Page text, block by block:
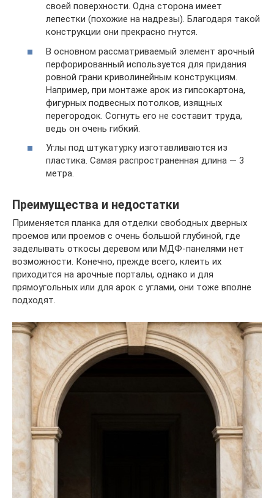
своей поверхности. Одна сторона имеет
лепестки (похожие на надрезы). Благодаря такой
конструкции они прекрасно гнутся.
В основном рассматриваемый элемент арочный
перфорированный используется для придания
ровной грани криволинейным конструкциям.
Например, при монтаже арок из гипсокартона,
фигурных подвесных потолков, изящных
перегородок. Согнуть его не составит труда,
ведь он очень гибкий.
Углы под штукатурку изготавливаются из
пластика. Самая распространенная длина — 3
метра.
Преимущества и недостатки
Применяется планка для отделки свободных дверных
проемов или проемов с очень большой глубиной, где
заделывать откосы деревом или МДФ-панелями нет
возможности. Конечно, прежде всего, клеить их
приходится на арочные порталы, однако и для
прямоугольных или для арок с углами, они тоже вполне
подходят.